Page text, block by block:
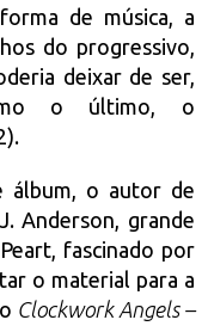
de música, a
do progressivo,
deixar de ser,
o último, o
álbum, o autor de
Anderson, grande
fascinado por
o material para a
Clockwork Angels –